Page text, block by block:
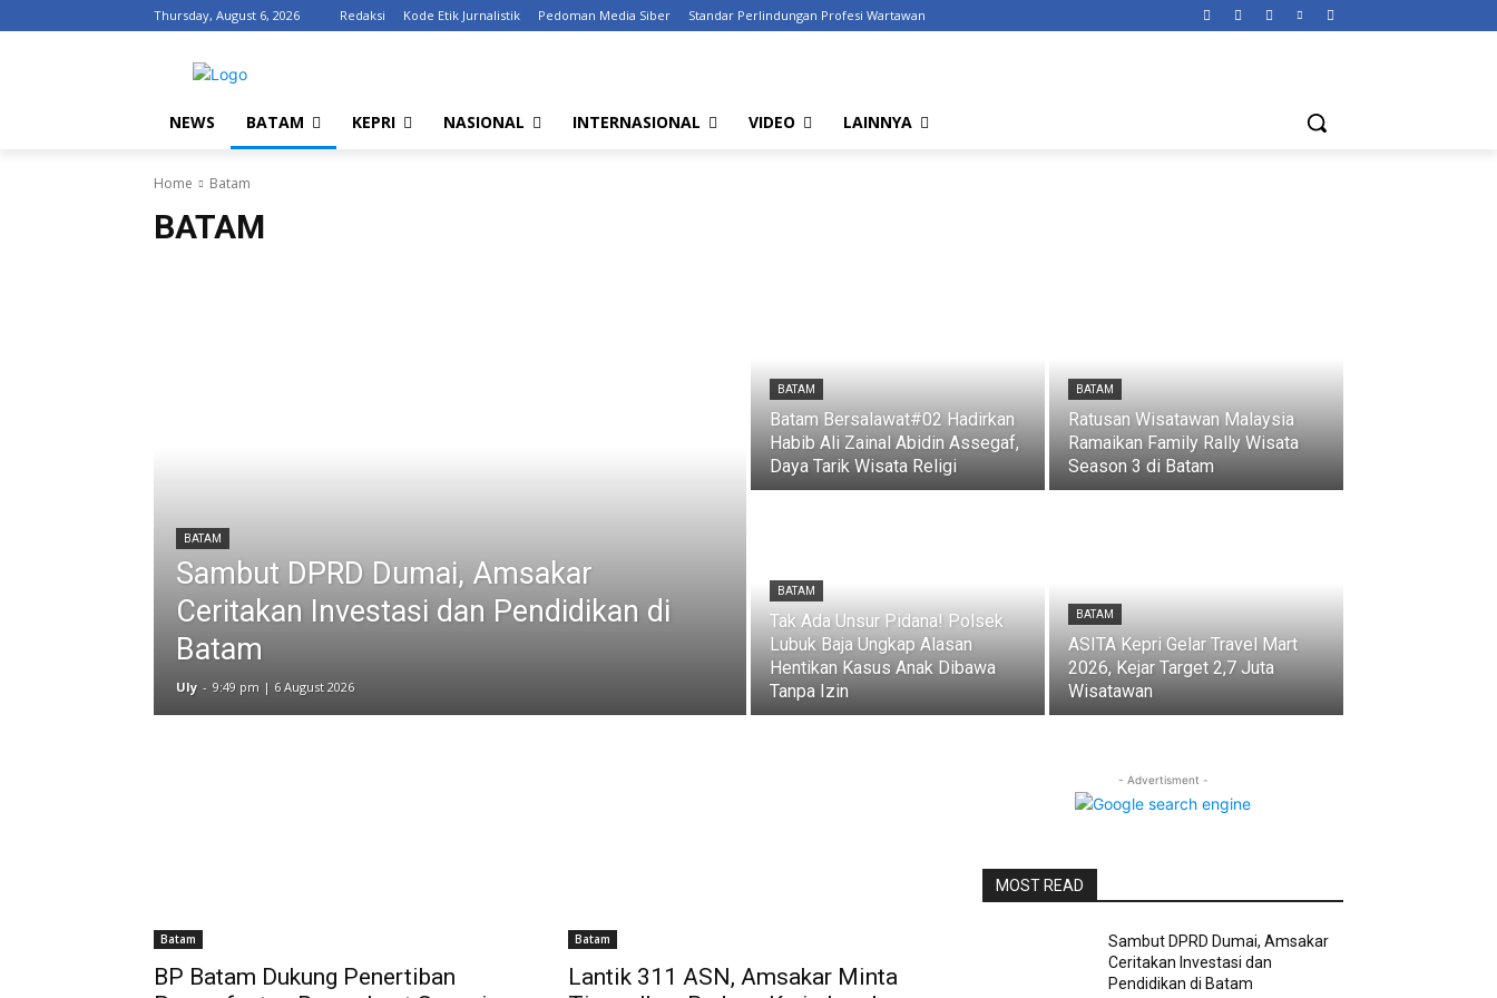
Thursday, August 6, 2026 Redaksi Kode Etik Jurnalistik Pedoman Media Siber Standar Perlindungan Profesi Wartawan
NEWS BATAM KEPRI NASIONAL INTERNASIONAL VIDEO LAINNYA
Home Batam
BATAM
BATAM
Sambut DPRD Dumai, Amsakar
Ceritakan Investasi dan Pendidikan di
Batam
Uly - 9:49 pm | 6 August 2026
BATAM
Batam Bersalawat#02 Hadirkan
Habib Ali Zainal Abidin Assegaf,
Daya Tarik Wisata Religi
BATAM
Ratusan Wisatawan Malaysia
Ramaikan Family Rally Wisata
Season 3 di Batam
BATAM
Tak Ada Unsur Pidana! Polsek
Lubuk Baja Ungkap Alasan
Hentikan Kasus Anak Dibawa
Tanpa Izin
BATAM
ASITA Kepri Gelar Travel Mart
2026, Kejar Target 2,7 Juta
Wisatawan
Batam
BP Batam Dukung Penertiban
Batam
Lantik 311 ASN, Amsakar Minta
- Advertisment -
MOST READ
Sambut DPRD Dumai, Amsakar
Ceritakan Investasi dan
Pendidikan di Batam